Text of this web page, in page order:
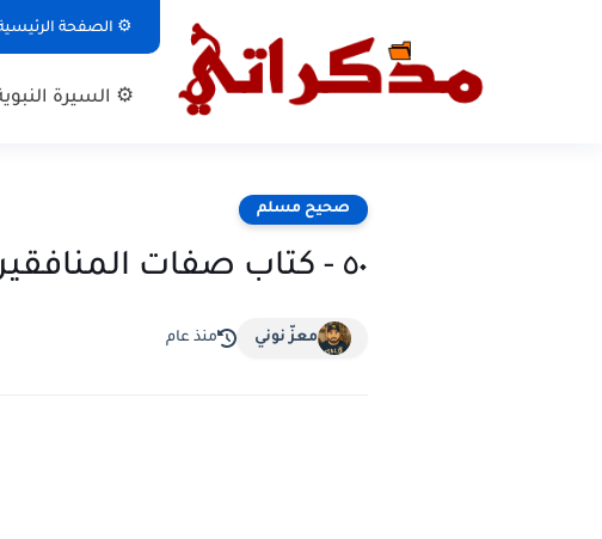
⚙ الصفحة
⚙ السيرة
صحيح مسلم
٥٠ - كتاب صفات المنافقين وأحكامهم
معزّ نوني منذ عام